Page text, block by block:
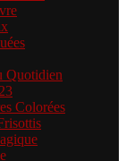
Quotidien
Colorées